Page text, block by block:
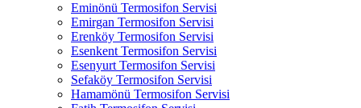
Eminönü Termosifon Servisi
Emirgan Termosifon Servisi
Erenköy Termosifon Servisi
Esenkent Termosifon Servisi
Esenyurt Termosifon Servisi
Sefaköy Termosifon Servisi
Hamamönü Termosifon Servisi